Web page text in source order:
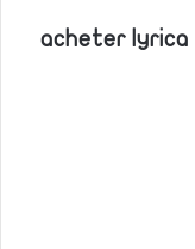
acheter lyrica